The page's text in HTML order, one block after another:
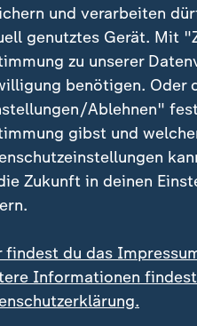
Vorfall am Flughafen:
Diese Gründe
und verarbeiten
genutztes Gerät. Mit
zu unserer
benötigen. Oder
Ablehnen"
gibst und
Zukunft in deinen
findest du das
Informationen